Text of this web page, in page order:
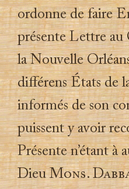
ordonne de faire
présente Lettre au
la Nouvelle
différens États de
informés de son
puissent y avoir
Présente n’étant à
DieuMons.